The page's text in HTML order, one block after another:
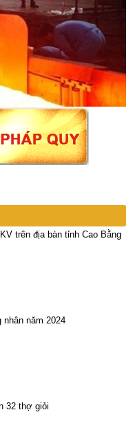
trên địa bàn tỉnh Cao Bằng
năm 2024
32 thợ giỏi